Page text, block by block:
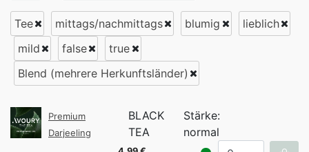
Tee mittags/nachmittags blumig
lieblich
mild
false
true
Blend (mehrere Herkunftsländer)
Premium
Darjeeling
BLACK
TEA
Stärke:
normal